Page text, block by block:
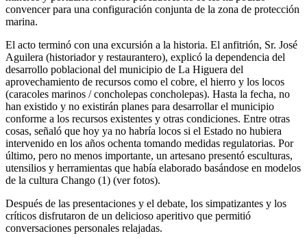
convencer para una configuración conjunta de la zona de protección
marina.
El acto terminó con una excursión a la historia. El anfitrión, Sr. José
Aguilera (historiador y restaurantero), explicó la dependencia del
desarrollo poblacional del municipio de La Higuera del
aprovechamiento de recursos como el cobre, el hierro y los locos
(caracoles marinos / concholepas concholepas). Hasta la fecha, no
han existido y no existirán planes para desarrollar el municipio
conforme a los recursos existentes y otras condiciones. Entre otras
cosas, señaló que hoy ya no habría locos si el Estado no hubiera
intervenido en los años ochenta tomando medidas regulatorias. Por
último, pero no menos importante, un artesano presentó esculturas,
utensilios y herramientas que había elaborado basándose en modelos
de la cultura Chango (1) (ver fotos).
Después de las presentaciones y el debate, los simpatizantes y los
críticos disfrutaron de un delicioso aperitivo que permitió
conversaciones personales relajadas.